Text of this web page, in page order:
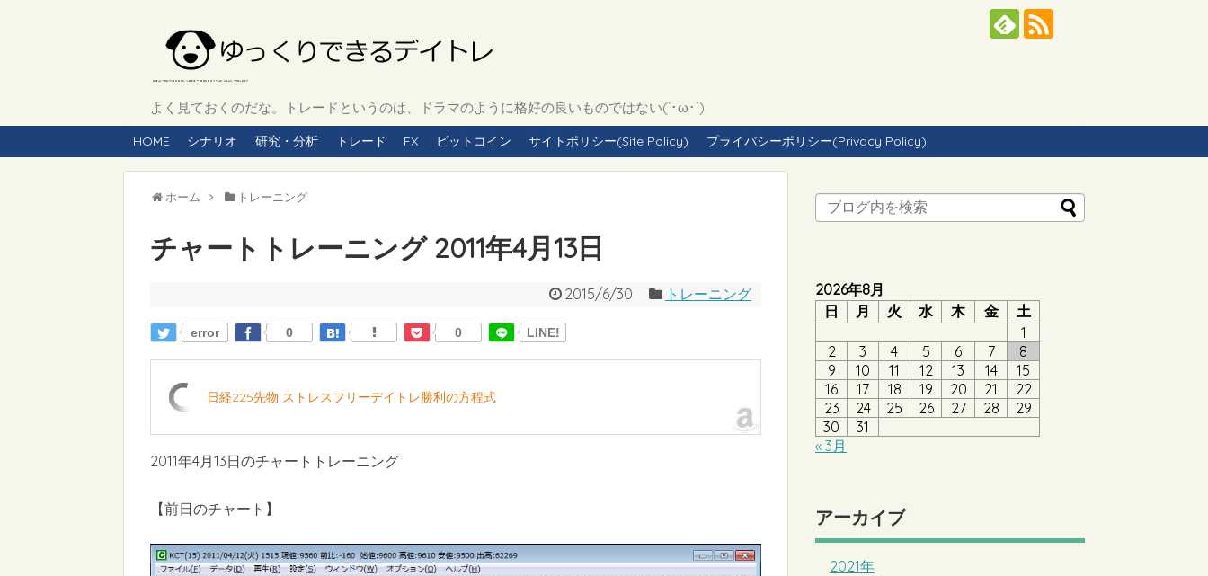
よく見ておくのだな。トレードというのは、ドラマのように格好の良いものではない(`･ω･´)
HOME シナリオ 研究・分析 トレード FX ビットコイン サイトポリシー(Site Policy) プライバシーポリシー(Privacy Policy)
ホーム トレーニング
チャートトレーニング 2011年4月13日
2015/6/30 トレーニング
error 0 0 LINE!
日経225先物 ストレスフリーデイトレ勝利の方程式
2011年4月13日のチャートトレーニング
【前日のチャート】
2026年8月
日
月 火 水 木 金
土
1
2
3 4 5 6 7
8
9
10 11 12 13 14
15
16
17 18 19 20 21
22
23
24 25 26 27 28
29
30
31
« 3月
アーカイブ
2021年